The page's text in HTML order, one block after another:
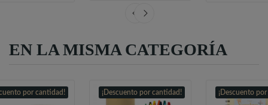
EN LA MISMA CATEGORÍA
por cantidad! ¡Descuento por cantidad! ¡Descuento